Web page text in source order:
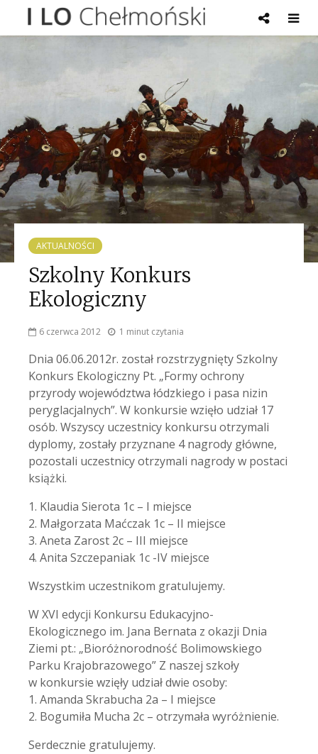
AKTUALNOŚCI
Szkolny Konkurs
Ekologiczny
6 czerwca 2012 1 minut czytania
Dnia 06.06.2012r. został rozstrzygnięty Szkolny
Konkurs Ekologiczny Pt. „Formy ochrony
przyrody województwa łódzkiego i pasa nizin
peryglacjalnych”. W konkursie wzięło udział 17
osób. Wszyscy uczestnicy konkursu otrzymali
dyplomy, zostały przyznane 4 nagrody główne,
pozostali uczestnicy otrzymali nagrody w postaci
książki.
1. Klaudia Sierota 1c – I miejsce
2. Małgorzata Maćczak 1c – II miejsce
3. Aneta Zarost 2c – III miejsce
4. Anita Szczepaniak 1c -IV miejsce
Wszystkim uczestnikom gratulujemy.
W XVI edycji Konkursu Edukacyjno-
Ekologicznego im. Jana Bernata z okazji Dnia
Ziemi pt.: „Bioróżnorodność Bolimowskiego
Parku Krajobrazowego” Z naszej szkoły
w konkursie wzięły udział dwie osoby:
1. Amanda Skrabucha 2a – I miejsce
2. Bogumiła Mucha 2c – otrzymała wyróżnienie.
Serdecznie gratulujemy.